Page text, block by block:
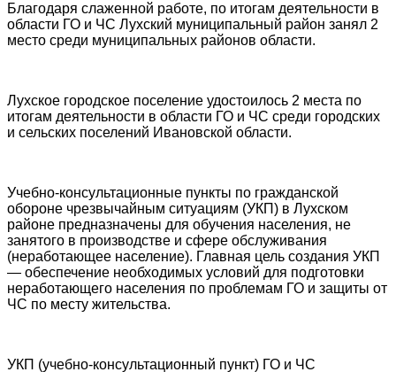
Благодаря слаженной работе, по итогам деятельности в
области ГО и ЧС Лухский муниципальный район занял 2
место среди муниципальных районов области.
Лухское городское поселение удостоилось 2 места по
итогам деятельности в области ГО и ЧС среди городских
и сельских поселений Ивановской области.
Учебно-консультационные пункты по гражданской
обороне чрезвычайным ситуациям (УКП) в Лухском
районе предназначены для обучения населения, не
занятого в производстве и сфере обслуживания
(неработающее население). Главная цель создания УКП
— обеспечение необходимых условий для подготовки
неработающего населения по проблемам ГО и защиты от
ЧС по месту жительства.
УКП (учебно-консультационный пункт) ГО и ЧС